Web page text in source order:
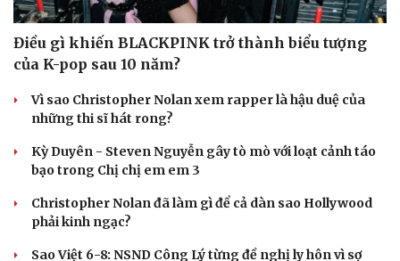
Điều gì khiến BLACKPINK trở thành biểu tượng
của K-pop sau 10 năm?
Vì sao Christopher Nolan xem rapper là hậu duệ của
những thi sĩ hát rong?
Kỳ Duyên - Steven Nguyễn gây tò mò với loạt cảnh táo
bạo trong Chị chị em em 3
Christopher Nolan đã làm gì để cả dàn sao Hollywood
phải kinh ngạc?
Sao Việt 6-8: NSND Công Lý từng đề nghị ly hôn vì sợ